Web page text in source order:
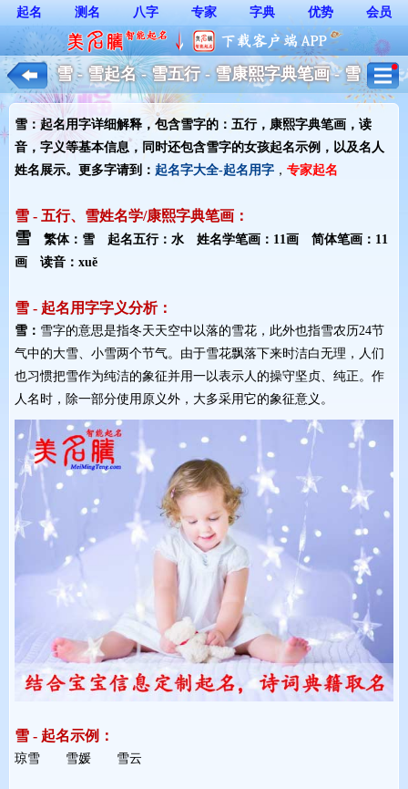
起名 测名 八字 专家 字典 优势 会员
雪 - 雪起名 - 雪五行 - 雪康熙字典笔画 - 雪
起名用字解释 - 女孩起名
雪：起名用字详细解释，包含雪字的：五行，康熙字典笔画，读
音，字义等基本信息，同时还包含雪字的女孩起名示例，以及名人
姓名展示。更多字请到： 起名字大全-起名用字 ， 专家起名
雪 - 五行、雪姓名学/康熙字典笔画：
雪 繁体：雪 起名五行：水 姓名学笔画：11画 简体笔画：11
画 读音：xuě
雪 - 起名用字字义分析：
雪： 雪字的意思是指冬天天空中以落的雪花，此外也指雪农历24节
气中的大雪、小雪两个节气。由于雪花飘落下来时洁白无理，人们
也习惯把雪作为纯洁的象征并用一以表示人的操守坚贞、纯正。作
人名时，除一部分使用原义外，大多采用它的象征意义。
雪 - 起名示例：
琼雪 雪媛 雪云